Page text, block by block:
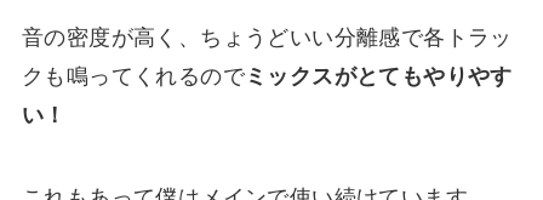
音の密度が高く、ちょうどいい分離感で各トラッ
クも鳴ってくれるのでミックスがとてもやりやす
い！